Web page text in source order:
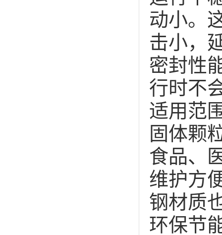
动小。
击小，
密封性
行时不
适用范
固体颗
食品、
维护方
钢材质
环保节